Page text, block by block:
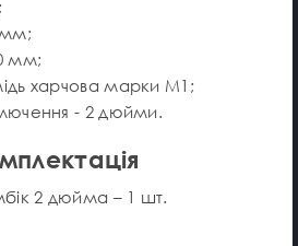
мм;
мм;
харчова марки М1;
- 2 дюйми.
2 дюйма – 1 шт.